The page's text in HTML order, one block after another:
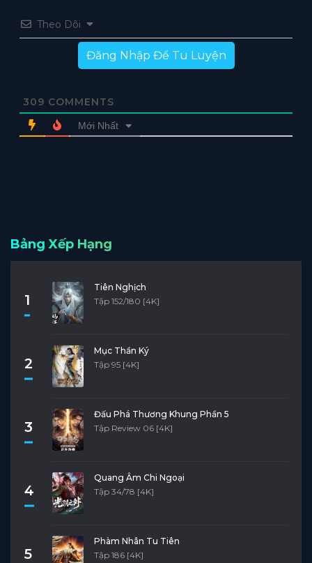
Theo Dõi
Đăng Nhập Để Tu Luyện
309 COMMENTS
Mới Nhất
Bảng Xếp Hạng
1
Tiên Nghịch
Tập 152/180 [4K]
2
Mục Thần Ký
Tập 95 [4K]
3
Đấu Phá Thương Khung Phần 5
Tập Review 06 [4K]
4
Quang Âm Chi Ngoại
Tập 34/78 [4K]
5
Phàm Nhân Tu Tiên
Tập 186 [4K]